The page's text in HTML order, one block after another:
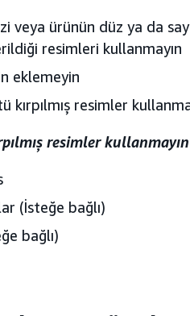
veya ürünün düz ya da
resimleri kullanmayın
eklemeyin
kırpılmış resimler
resimler kullanmayın
(İsteğe bağlı)
bağlı)